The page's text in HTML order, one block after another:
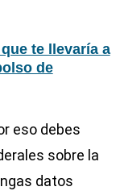
te llevaría a
de
eso debes
sobre la
datos